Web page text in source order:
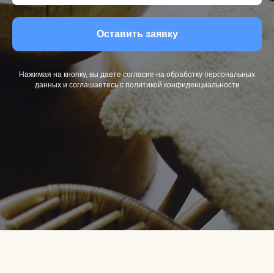
Оставить заявку
Нажимая на кнопку, вы даете согласие на обработку персональных
данных и соглашаетесь c политикой конфиденциальности